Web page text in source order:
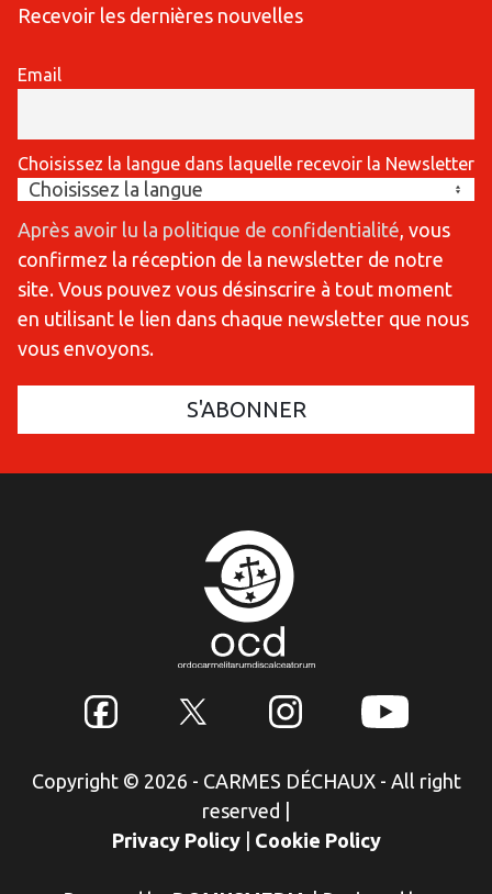
Recevoir les dernières nouvelles
Email
Choisissez la langue dans laquelle recevoir la Newsletter
Après avoir lu la politique de confidentialité , vous
confirmez la réception de la newsletter de notre
site. Vous pouvez vous désinscrire à tout moment
en utilisant le lien dans chaque newsletter que nous
vous envoyons.
Copyright © 2026 - CARMES DÉCHAUX - All right
reserved
Privacy Policy
Cookie Policy